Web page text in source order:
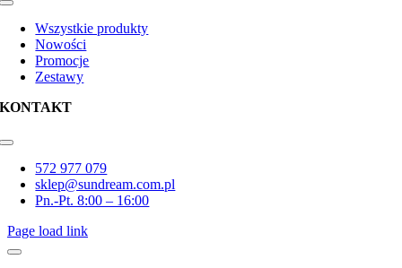
Toggle
NavigationWszystkie produkty
Nowości
Promocje
Zestawy
KONTAKT
Toggle
Navigation572 977 079
sklep@sundream.com.pl
Pn.-Pt. 8:00 – 16:00
Page load link